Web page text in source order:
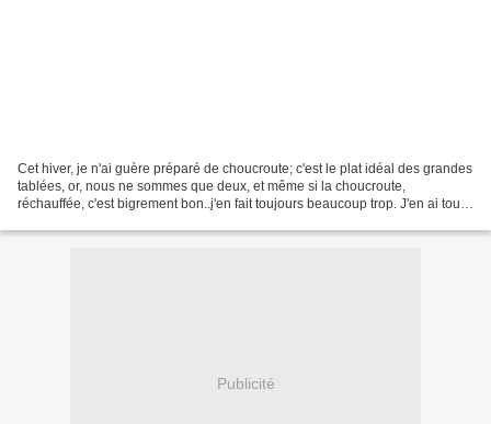
Cet hiver, je n'ai guère préparé de choucroute; c'est le plat idéal des grandes
tablées, or, nous ne sommes que deux, et même si la choucroute,
réchauffée, c'est bigrement bon..j'en fait toujours beaucoup trop. J'en ai tout
Publicité